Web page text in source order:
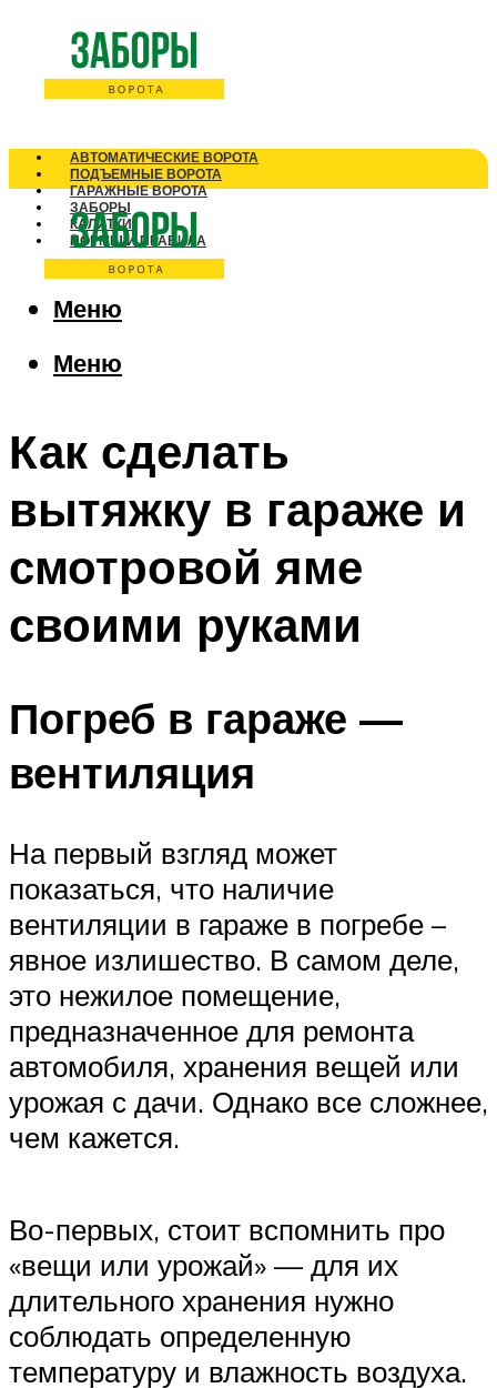
АВТОМАТИЧЕСКИЕ ВОРОТА
ПОДЪЕМНЫЕ ВОРОТА
ГАРАЖНЫЕ ВОРОТА
ЗАБОРЫ
КАЛИТКИ
НОРМЫ И ПРАВИЛА
Меню
Меню
Как сделать
вытяжку в гараже и
смотровой яме
своими руками
Погреб в гараже —
вентиляция
На первый взгляд может
показаться, что наличие
вентиляции в гараже в погребе –
явное излишество. В самом деле,
это нежилое помещение,
предназначенное для ремонта
автомобиля, хранения вещей или
урожая с дачи. Однако все сложнее,
чем кажется.
Во-первых, стоит вспомнить про
«вещи или урожай» — для их
длительного хранения нужно
соблюдать определенную
температуру и влажность воздуха.